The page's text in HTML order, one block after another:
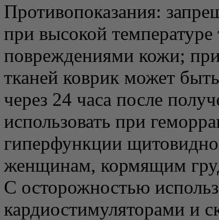
Противопоказания:
при высокой температуре
повреждениями кожи;
тканей коврик может
через 24 часа после
использовать при
гиперфункции
женщинам, кормящим
С осторожностью
кардиостимуляторами и